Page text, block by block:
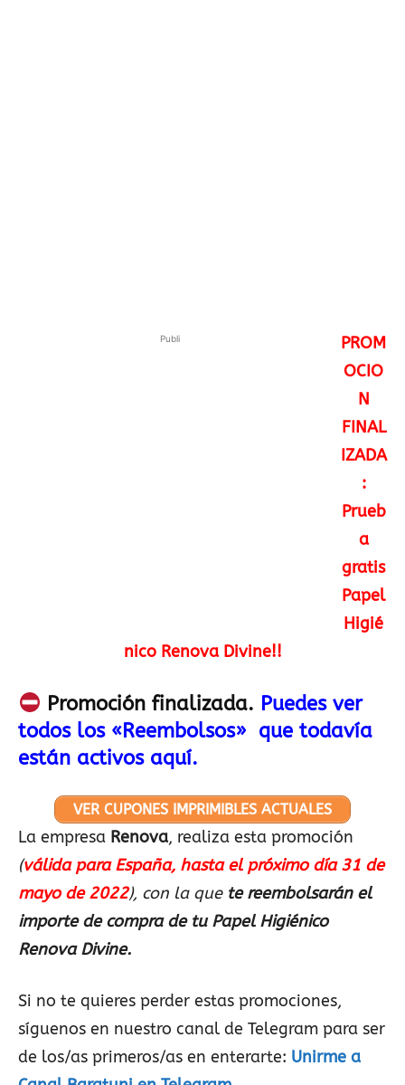
Publi
PROM
OCIO
N
FINAL
IZADA
:
Prueb
a
gratis
Papel
Higié
nico Renova Divine!!
Promoción finalizada. Puedes ver
todos los «Reembolsos» que todavía
están activos aquí.
VER CUPONES IMPRIMIBLES ACTUALES
La empresa Renova, realiza esta promoción
(válida para España, hasta el próximo día 31 de
mayo de 2022), con la que te reembolsarán el
importe de compra de tu Papel Higiénico
Renova Divine.
Si no te quieres perder estas promociones,
síguenos en nuestro canal de Telegram para ser
de los/as primeros/as en enterarte: Unirme a